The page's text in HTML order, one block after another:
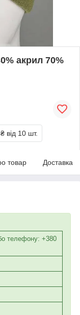
акрил 70%
від 10 шт.
товар Доставка
телефону: +380